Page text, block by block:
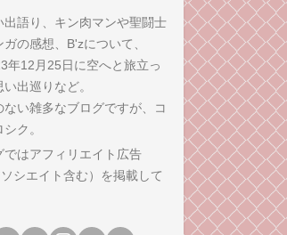
出語り、キン肉マンや聖闘士
の感想、B'zについて、
年12月25日に空へと旅立っ
出巡りなど。
ない雑多なブログですが、コ
ク。
はアフィリエイト広告
ソシエイト含む）を掲載して